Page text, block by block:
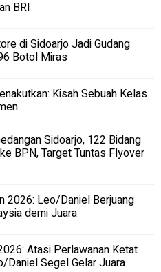
BRI
di Sidoarjo Jadi Gudang
Botol Miras
Kisah Sebuah Kelas
Sidoarjo, 122 Bidang
BPN, Target Tuntas Flyover
2026: Leo/Daniel Berjuang
demi Juara
Atasi Perlawanan Ketat
Daniel Segel Gelar Juara